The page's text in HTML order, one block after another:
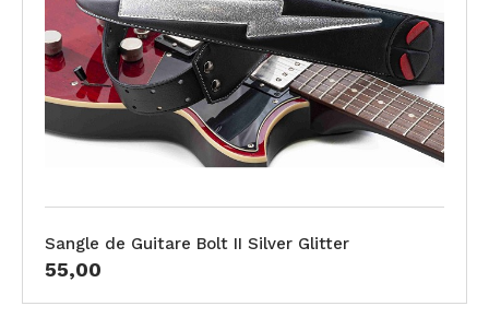
Sangle de Guitare Bolt II Silver Glitter
55,00